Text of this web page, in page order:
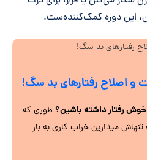
این دوره کمک‌کننده‌ست.
و اصلاح رفتارهای بد سگ‌!
رفتار داشته باشین؟ طوری که
تنهاش میذارین خراب کاری به بار